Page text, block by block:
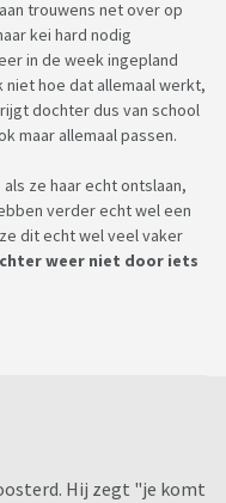
trouwens net over op
kei hard nodig
in de week ingepland
niet hoe dat allemaal werkt,
dochter dus van school
maar allemaal passen.
ze haar echt ontslaan,
verder echt wel een
dit echt wel veel vaker
weer niet door iets
Hij zegt "je komt